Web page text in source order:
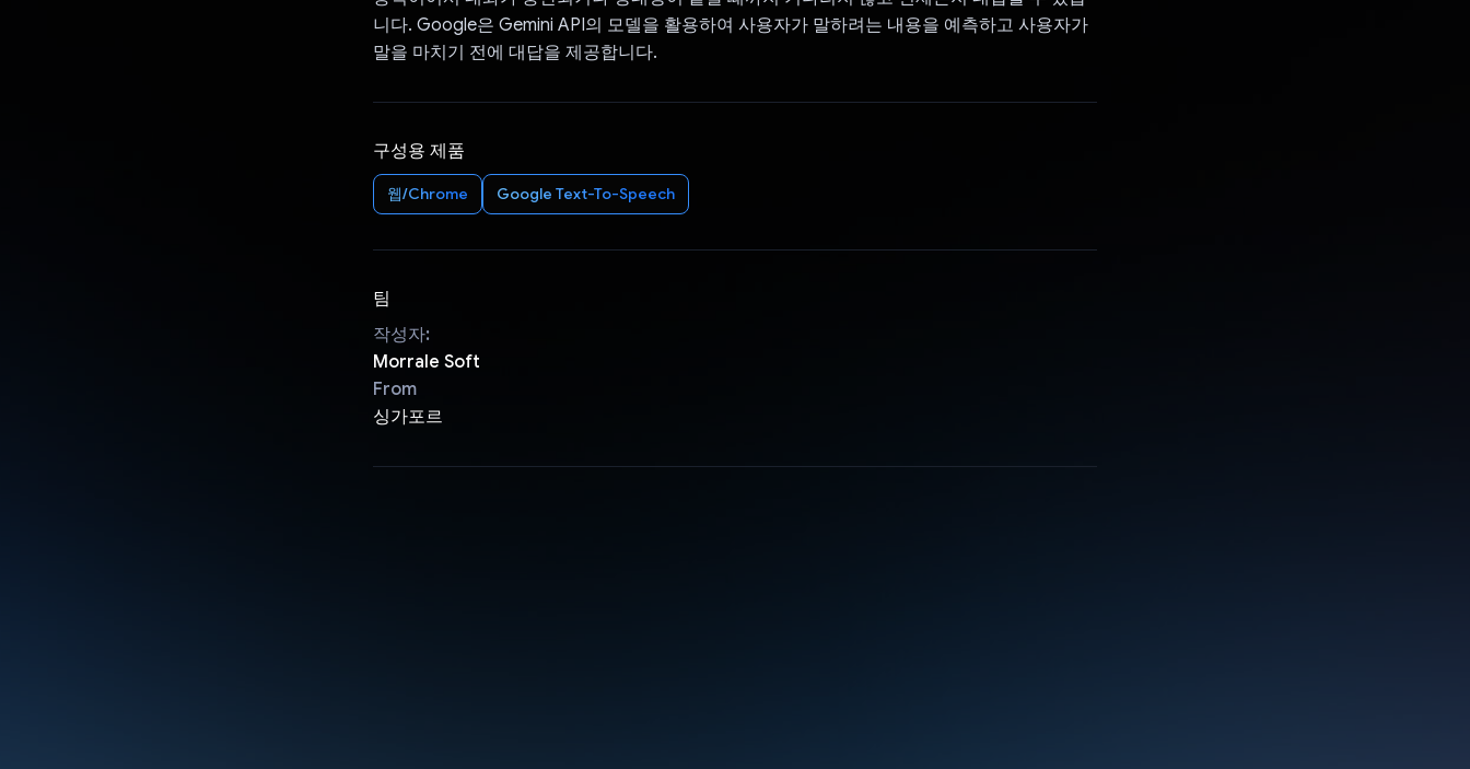
니다. Google은 Gemini API의 모델을 활용하여 사용자가 말하려는 내용을 예측하고 사용자가
말을 마치기 전에 대답을 제공합니다.
구성용 제품
웹/Chrome Google Text-To-Speech
팀
작성자:
Morrale Soft
From
싱가포르